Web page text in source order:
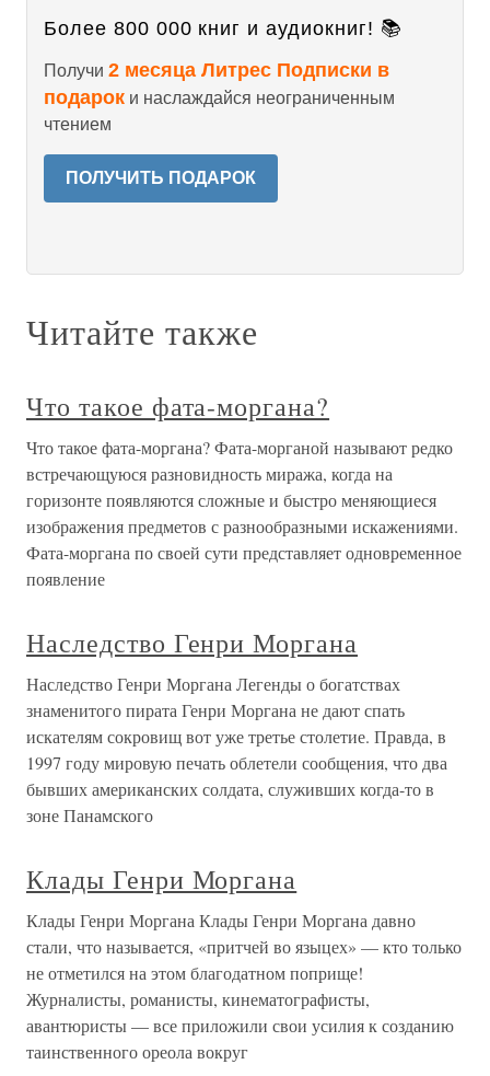
Более 800 000 книг и аудиокниг! 📚
Получи 2 месяца Литрес Подписки в
подарок и наслаждайся неограниченным
чтением
ПОЛУЧИТЬ ПОДАРОК
Читайте также
Что такое фата-моргана?
Что такое фата-моргана? Фата-морганой называют редко
встречающуюся разновидность миража, когда на
горизонте появляются сложные и быстро меняющиеся
изображения предметов с разнообразными искажениями.
Фата-моргана по своей сути представляет одновременное
появление
Наследство Генри Моргана
Наследство Генри Моргана Легенды о богатствах
знаменитого пирата Генри Моргана не дают спать
искателям сокровищ вот уже третье столетие. Правда, в
1997 году мировую печать облетели сообщения, что два
бывших американских солдата, служивших когда-то в
зоне Панамского
Клады Генри Моргана
Клады Генри Моргана Клады Генри Моргана давно
стали, что называется, «притчей во языцех» — кто только
не отметился на этом благодатном поприще!
Журналисты, романисты, кинематографисты,
авантюристы — все приложили свои усилия к созданию
таинственного ореола вокруг